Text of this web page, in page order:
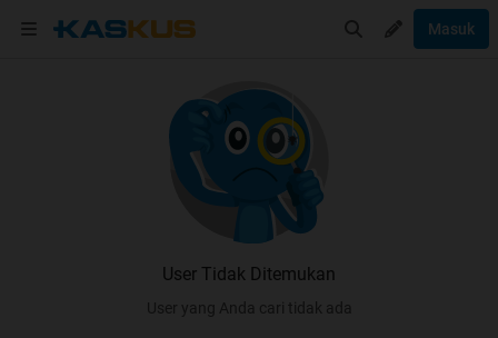
Masuk
User Tidak Ditemukan
User yang Anda cari tidak ada